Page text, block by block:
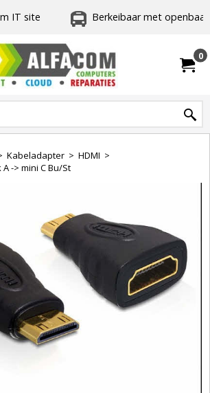
IT site Berkeibaar met
0
Kabeladapter > HDMI >
-> mini C Bu/St